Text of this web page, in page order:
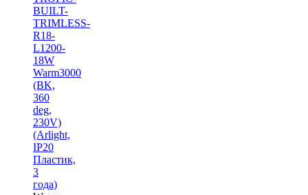
BUILT-
TRIMLESS-
R18-
L1200-
18W
Warm3000
(BK,
360
deg,
230V)
(Arlight,
IP20
Пластик,
3
года)